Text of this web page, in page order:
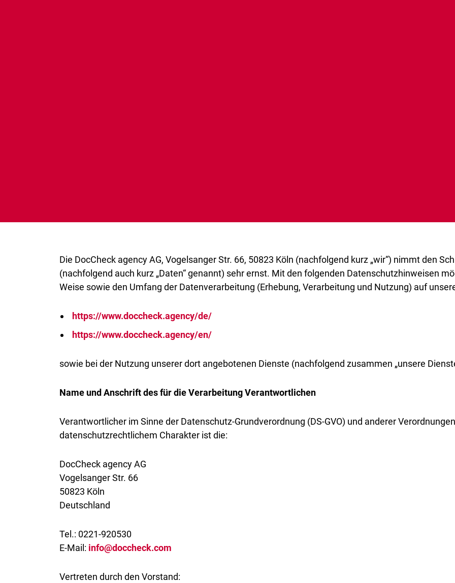
Die DocCheck agency AG, Vogelsanger Str. 66, 50823 Köln (nachfolgend kurz „wir“) nimmt den
(nachfolgend auch kurz „Daten“ genannt) sehr ernst. Mit den folgenden Datenschutzhinweisen
Weise sowie den Umfang der Datenverarbeitung (Erhebung, Verarbeitung und Nutzung) auf
https://www.doccheck.agency/de/
https://www.doccheck.agency/en/
sowie bei der Nutzung unserer dort angebotenen Dienste (nachfolgend zusammen „unsere
Name und Anschrift des für die Verarbeitung Verantwortlichen
Verantwortlicher im Sinne der Datenschutz-Grundverordnung (DS-GVO) und anderer
datenschutzrechtlichem Charakter ist die:
DocCheck agency AG
Vogelsanger Str. 66
50823 Köln
Deutschland
Tel.: 0221-920530
E-Mail: info@doccheck.com
Vertreten durch den Vorstand: